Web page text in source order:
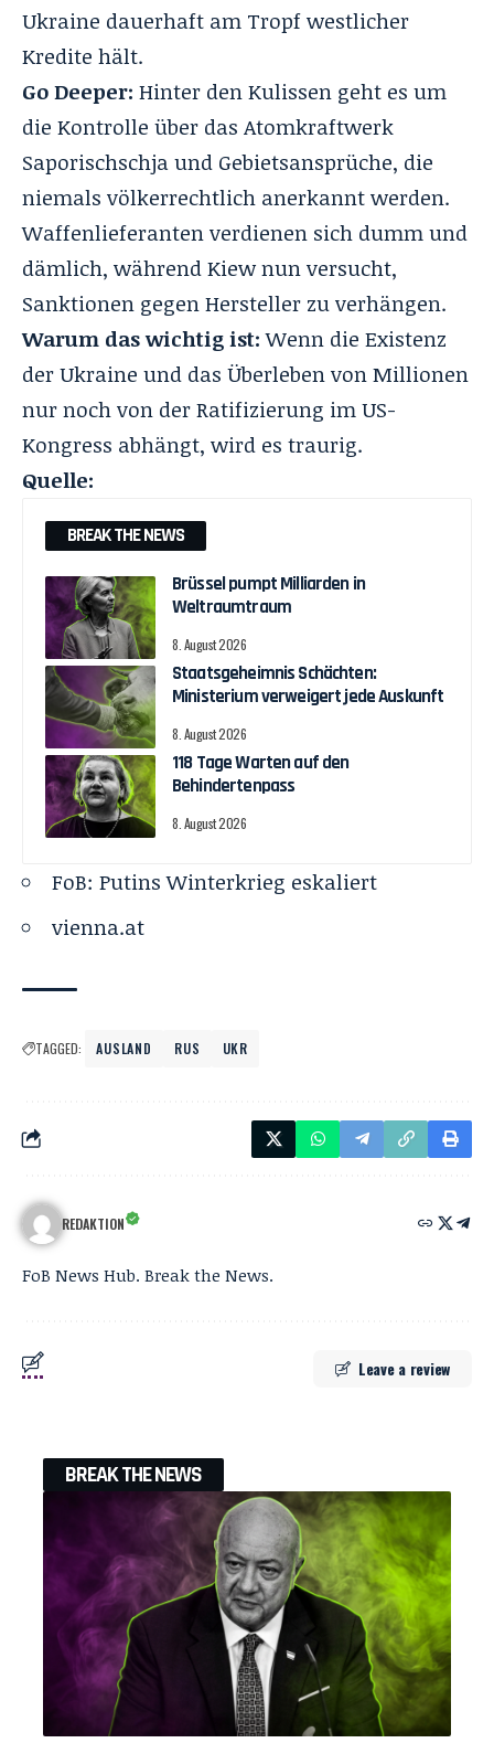
Ukraine dauerhaft am Tropf westlicher
Kredite hält.
Go Deeper: Hinter den Kulissen geht es um
die Kontrolle über das Atomkraftwerk
Saporischschja und Gebietsansprüche, die
niemals völkerrechtlich anerkannt werden.
Waffenlieferanten verdienen sich dumm und
dämlich, während Kiew nun versucht,
Sanktionen gegen Hersteller zu verhängen.
Warum das wichtig ist:Wenn die Existenz
der Ukraine und das Überleben von Millionen
nur noch von der Ratifizierung im US-
Kongress abhängt, wird es traurig.
Quelle:
BREAK THE NEWS
Brüssel pumpt Milliarden in
Weltraumtraum
8. August 2026
Staatsgeheimnis Schächten:
Ministerium verweigert jede Auskunft
8. August 2026
118 Tage Warten auf den
Behindertenpass
8. August 2026
FoB: Putins Winterkrieg eskaliert
vienna.at
TAGGED: AUSLAND RUS UKR
REDAKTION
FoB News Hub. Break the News.
Leave a review
BREAK THE NEWS